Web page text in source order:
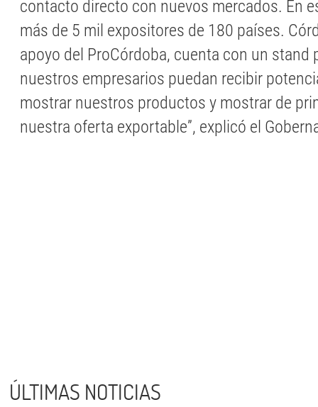
contacto directo con nuevos mercados. En
más de 5 mil expositores de 180 países.
apoyo del ProCórdoba, cuenta con un stand
nuestros empresarios puedan recibir
mostrar nuestros productos y mostrar de
nuestra oferta exportable”, explicó el
ÚLTIMAS NOTICIAS